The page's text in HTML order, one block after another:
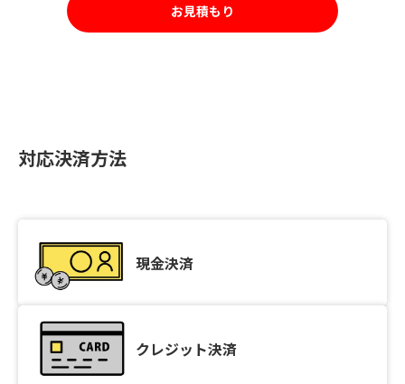
お見積もり
対応決済方法
現金決済
クレジット決済